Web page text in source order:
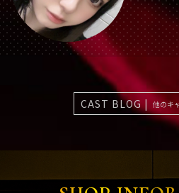
CAST BLOG | 他のキ